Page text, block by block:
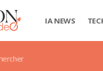
IA NEWS